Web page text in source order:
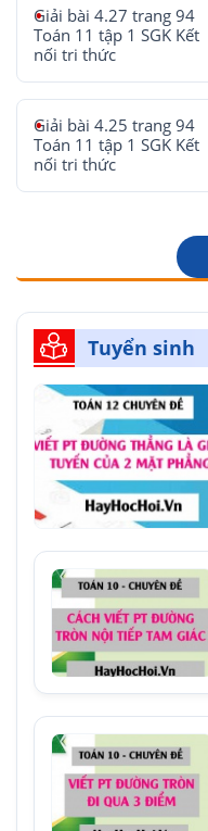
Giải bài 4.27 trang 94
Toán 11 tập 1 SGK Kết
nối tri thức
Giải bài 4.25 trang 94
Toán 11 tập 1 SGK Kết
nối tri thức
Tuyển sinh